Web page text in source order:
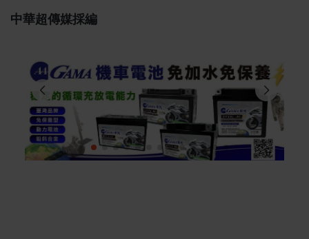
中華超傳媒採編